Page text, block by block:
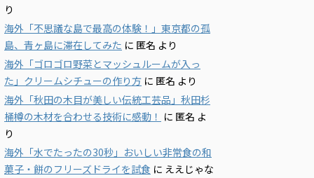
り
海外「不思議な島で最高の体験！」東京都の孤
島、青ヶ島に滞在してみた に 匿名 より
海外「ゴロゴロ野菜とマッシュルームが入っ
た」クリームシチューの作り方 に 匿名 より
海外「秋田の木目が美しい伝統工芸品」秋田杉
桶樽の木材を合わせる技術に感動！ に 匿名 よ
り
海外「水でたったの30秒」おいしい非常食の和
菓子・餅のフリーズドライを試食 に ええじゃな